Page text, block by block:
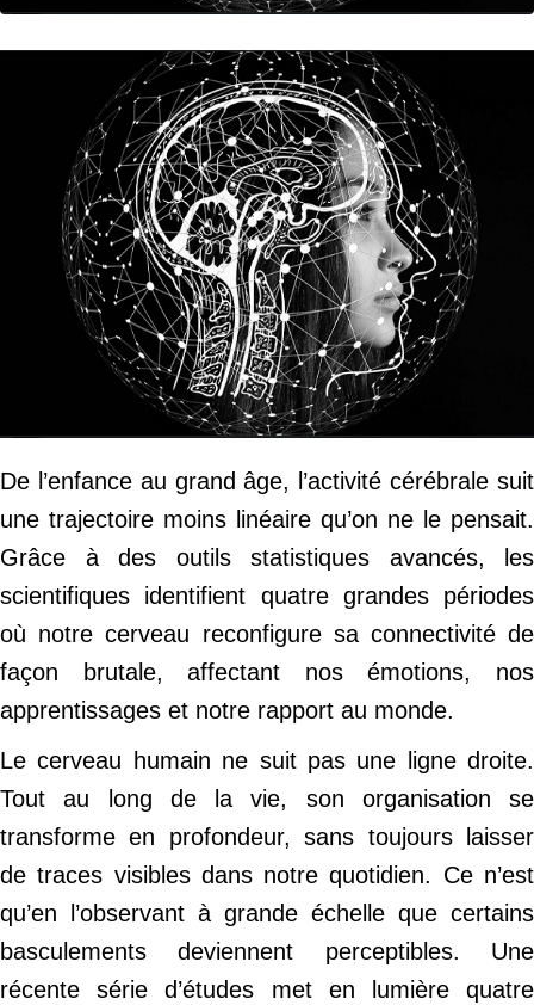
De l’enfance au grand âge, l’activité cérébrale suit
une trajectoire moins linéaire qu’on ne le pensait.
Grâce à des outils statistiques avancés, les
scientifiques identifient quatre grandes périodes
où notre cerveau reconfigure sa connectivité de
façon brutale, affectant nos émotions, nos
apprentissages et notre rapport au monde.
Le cerveau humain ne suit pas une ligne droite.
Tout au long de la vie, son organisation se
transforme en profondeur, sans toujours laisser
de traces visibles dans notre quotidien. Ce n’est
qu’en l’observant à grande échelle que certains
basculements deviennent perceptibles. Une
récente série d’études met en lumière quatre